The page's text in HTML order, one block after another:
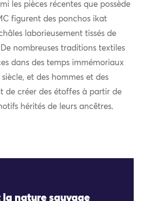
les pièces récentes que possède
figurent des ponchos ikat
laborieusement tissés de
nombreuses traditions textiles
dans des temps immémoriaux
et des hommes et des
de créer des étoffes à partir de
hérités de leurs ancêtres.
la nature sauvage